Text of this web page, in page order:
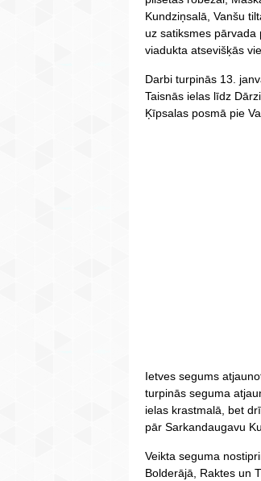
Kundziņsalā, Vanšu
uz satiksmes pārvada
viadukta atsevišķās
Darbi turpinās 13.
Taisnās ielas līdz
Ķīpsalas posmā pie
Ietves segums
turpinās seguma
ielas krastmalā, bet
pār Sarkandaugavu
Veikta seguma
Bolderājā, Raktes un